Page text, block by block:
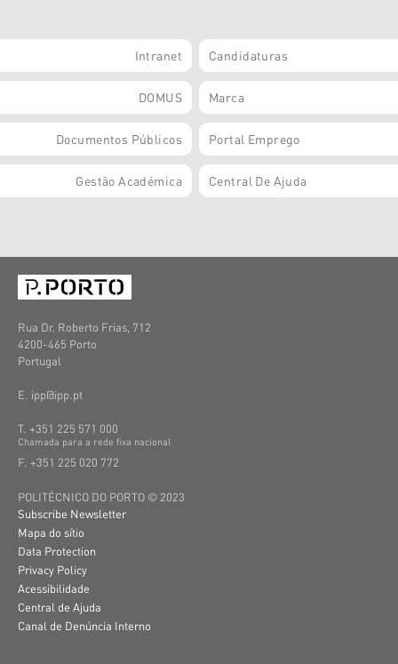
Intranet Candidaturas
DOMUS Marca
Documentos Públicos Portal Emprego
Gestão Académica Central De Ajuda
Rua Dr. Roberto Frias, 712
4200-465 Porto
Portugal
E. ipp@ipp.pt
T. +351 225 571 000
Chamada para a rede fixa nacional
F. +351 225 020 772
POLITÉCNICO DO PORTO © 2023
Subscribe Newsletter
Mapa do sítio
Data Protection
Privacy Policy
Acessibilidade
Central de Ajuda
Canal de Denúncia Interno